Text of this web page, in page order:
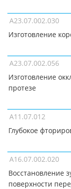
A23.07.002.030
Изготовление
A23.07.002.056
Изготовление
протезе
A11.07.012
Глубокое
A16.07.002.020
Восстановление
поверхности